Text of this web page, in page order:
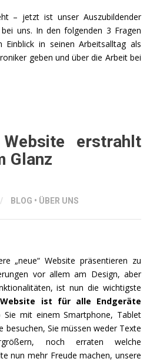
– jetzt ist unser Auszubildender
uns. In den folgenden 3 Fragen
in seinen Arbeitsalltag als
geben und über die Arbeit bei
erstrahlt
Glanz
/ BLOG • ÜBER UNS
„neue“ Website präsentieren zu
vor allem am Design, aber
ist nun die wichtigste
ist für alle Endgeräte
Sie mit einem Smartphone, Tablet
besuchen, Sie müssen weder Texte
noch erraten welche
nun mehr Freude machen, unsere